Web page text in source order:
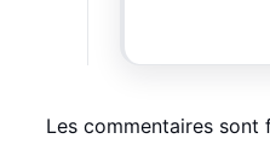
Les commentaires sont